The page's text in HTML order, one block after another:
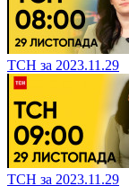
ТСН за 2023.11.29
ТСН за 2023.11.29